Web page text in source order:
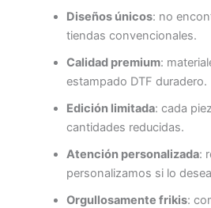
Diseños únicos: no
tiendas convencionales.
Calidad premium:
estampado DTF duradero.
Edición limitada: cada
cantidades reducidas.
Atención personalizada:
personalizamos si lo
Orgullosamente frikis: